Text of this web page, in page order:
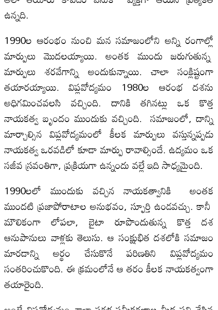
ఉన్నది.
1990ల ఆరంభం నుంచి మన సమాజంలోని అన్ని రంగాల్లో
మార్పులు మొద‌ల‌య్యాయి. అంతక ముందు జ‌రుగుతున్న
మార్పులు శరవేగాన్ని అందుకున్నాయి. చాలా సంక్లిష్టంగా
తయారయ్యాయి. విప్లవోద్యమం 1980ల ఆరంభ దశను
అధిగమించవలసి వచ్చింది. దానికి తగినట్లు ఒక కొత్త
నాయకత్వ బృందం ముందుకు వచ్చింది. స‌మాజంలో, దాన్ని
మార్చాల్సిన విప్ల‌వోద్య‌మంలో కీల‌క మార్పులు వ‌స్తున్న‌ప్ప‌డు
నాయ‌క‌త్వ ఒర‌వ‌డిలో కూడా మార్పు రావాల్సిందే. ఉద్య‌మం ఒక
స‌జీవ స్ర‌వంతిగా, ప్రక్రియ‌గా ఉన్నందు వ‌ల్లే ఇది సాధ్య‌మైంది.
1990ల‌లో ముందుకు వ‌చ్చిన నాయ‌క‌త్వానికి అంతక
ముందటి ప్రజాపోరాటాల అనుభవం, స్ఫూర్తి ఉండవచ్చు. కానీ
మౌలికంగా లోపలా, బైటా రూపొందుతున్న కొత్త దశ
ఆనుపానులు వాళ్లకు తెలుసు. ఆ సంక్షుభిత దశలోకి సమాజం
మారడాన్ని అర్థం చేసుకొనే పరిణతిని విప్లవోద్యమం
సంతరించుకొంది. ఈ క్రమంలోనే ఆ తరం కీలక నాయకత్వంగా
తయారైంది.